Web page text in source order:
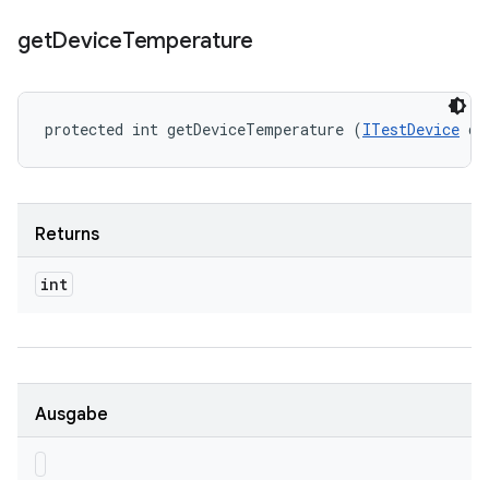
getDeviceTemperature
protected int getDeviceTemperature (ITestDevice
Returns
int
Ausgabe